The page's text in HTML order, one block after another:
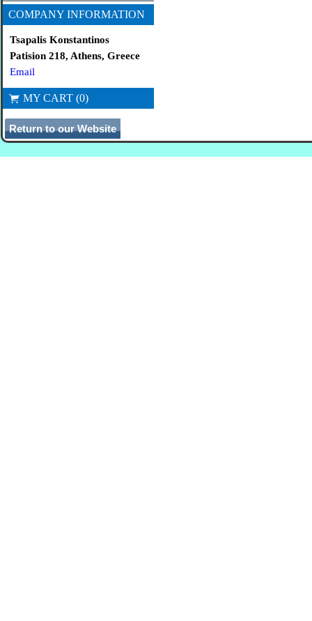
COMPANY INFORMATION
Tsapalis Konstantinos
Patision 218, Athens, Greece
Email
MY CART (0)